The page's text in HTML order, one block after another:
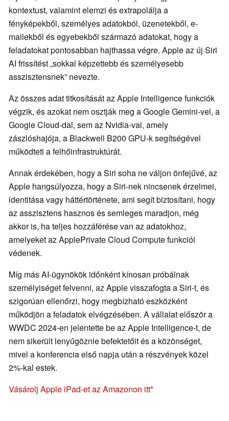
kontextust, valamint elemzi és extrapolálja a
fényképekből, személyes adatokból, üzenetekből, e-
mailekből és egyebekből származó adatokat, hogy a
feladatokat pontosabban hajthassa végre. Apple az új Siri
AI frissítést „sokkal képzettebb és személyesebb
asszisztensnek” nevezte.
Az összes adat titkosítását az Apple Intelligence funkciók
végzik, és azokat nem osztják meg a Google Gemini-vel, a
Google Cloud-dal, sem az Nvidia-val, amely
zászlóshajója, a Blackwell B200 GPU-k segítségével
működteti a felhőinfrastruktúrát.
Annak érdekében, hogy a Siri soha ne váljon önfejűvé, az
Apple hangsúlyozza, hogy a Siri-nek nincsenek érzelmei,
identitása vagy háttértörténete, ami segít biztosítani, hogy
az asszisztens hasznos és semleges maradjon, még
akkor is, ha teljes hozzáférése van az adatokhoz,
amelyeket az ApplePrivate Cloud Compute funkciói
védenek.
Míg más AI-ügynökök időnként kínosan próbálnak
személyiséget felvenni, az Apple visszafogta a Siri-t, és
szigorúan ellenőrzi, hogy megbízható eszközként
működjön a feladatok elvégzésében. A vállalat először a
WWDC 2024-en jelentette be az Apple Intelligence-t, de
nem sikerült lenyűgöznie befektetőit és a közönséget,
mivel a konferencia első napja után a részvények közel
2%-kal estek.
Vásárolj Apple iPad-et az Amazonon itt